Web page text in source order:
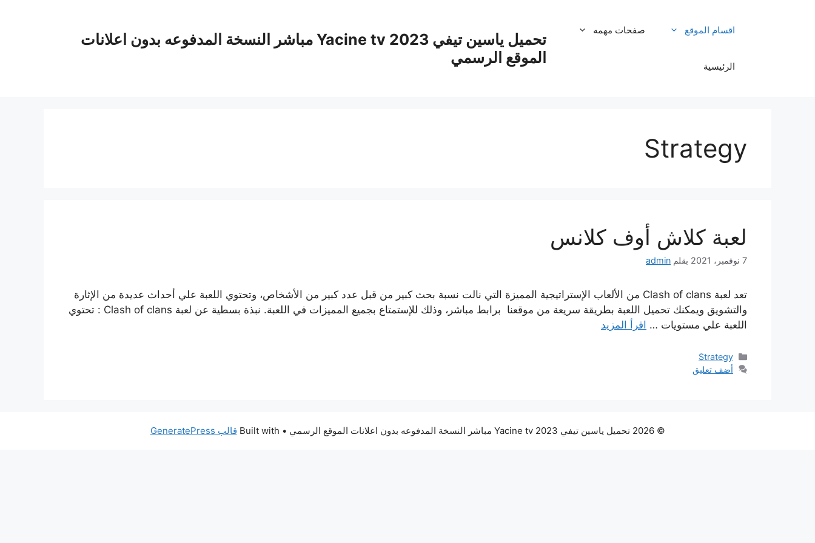
تحميل ياسين تيفي Yacine tv 2023 مباشر النسخة المدفوعه بدون اعلانات
الموقع الرسمي
اقسام الموقع صفحات مهمه
الرئيسية
Strategy
لعبة كلاش أوف كلانس
7 نوفمبر، 2021 بقلم admin
تعد لعبة Clash of clans من الألعاب الإستراتيجية المميزة التي نالت نسبة بحث كبير من قبل عدد كبير من الأشخاص، وتحتوي اللعبة علي أحداث عديدة من الإثارة
والتشويق ويمكنك تحميل اللعبة بطريقة سريعة من موقعنا برابط مباشر، وذلك للإستمتاع بجميع المميزات في اللعبة. نبذة بسطية عن لعبة Clash of clans : تحتوي
اللعبة علي مستويات … اقرأ المزيد
التصنيفات
Strategy
أضف تعليق
© 2026 تحميل ياسين تيفي Yacine tv 2023 مباشر النسخة المدفوعه بدون اعلانات الموقع الرسمي • Built with قالب GeneratePress